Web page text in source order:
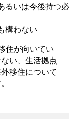
るいは今後持つ必
構わない
住が向いてい
い、生活拠点
移住について